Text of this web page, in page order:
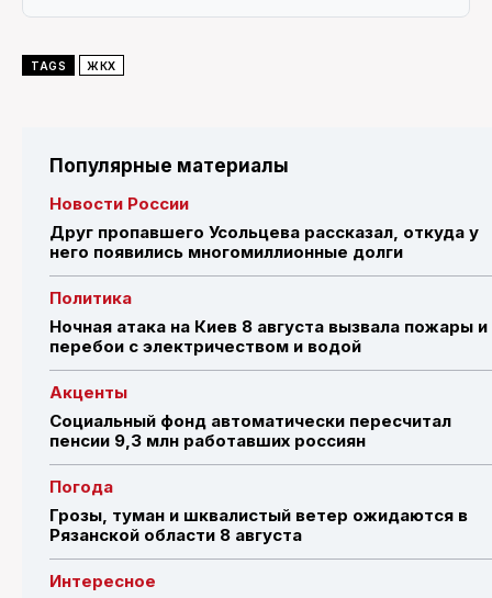
TAGS ЖКХ
Популярные материалы
Новости России
Друг пропавшего Усольцева рассказал, откуда у
него появились многомиллионные долги
Политика
Ночная атака на Киев 8 августа вызвала пожары и
перебои с электричеством и водой
Акценты
Социальный фонд автоматически пересчитал
пенсии 9,3 млн работавших россиян
Погода
Грозы, туман и шквалистый ветер ожидаются в
Рязанской области 8 августа
Интересное